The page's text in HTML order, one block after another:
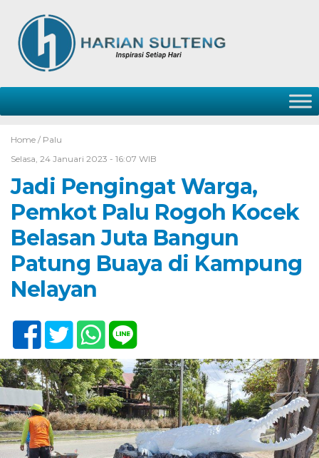
Home / Palu
Selasa, 24 Januari 2023 - 16:07 WIB
Jadi Pengingat Warga,
Pemkot Palu Rogoh Kocek
Belasan Juta Bangun
Patung Buaya di Kampung
Nelayan